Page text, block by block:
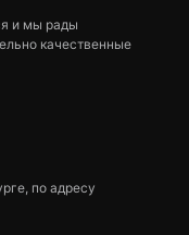
и мы рады
качественные
по адресу